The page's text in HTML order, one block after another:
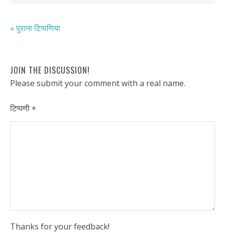
« पुराना टिप्पणिया
JOIN THE DISCUSSION!
Please submit your comment with a real name.
टिप्पणी*
Thanks for your feedback!